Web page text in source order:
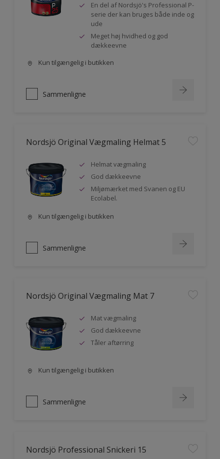
En del af Nordsjö's Professional P-
serie der kan bruges både inde og
ude
Meget høj hvidhed og god
dækkeevne
Kun tilgængelig i butikken
Sammenligne
Nordsjö Original Vægmaling Helmat 5
Helmat vægmaling
God dækkeevne
Miljømærket med Svanen og EU
Ecolabel.
Kun tilgængelig i butikken
Sammenligne
Nordsjö Original Vægmaling Mat 7
Mat vægmaling
God dækkeevne
Tåler aftørring
Kun tilgængelig i butikken
Sammenligne
Nordsjö Professional Snickeri 15